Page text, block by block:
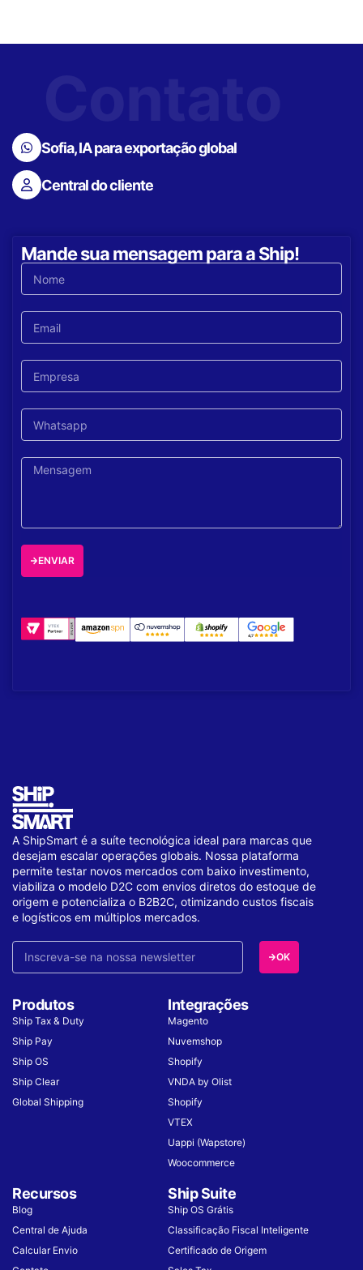
Sofia, IA para exportação global
Central do cliente
Mande sua mensagem para a Ship!
ENVIAR
A ShipSmart é a suíte tecnológica ideal para marcas que
desejam escalar operações globais. Nossa plataforma
permite testar novos mercados com baixo investimento,
viabiliza o modelo D2C com envios diretos do estoque de
origem e potencializa o B2B2C, otimizando custos fiscais
e logísticos em múltiplos mercados.
OK
Produtos
Ship Tax & Duty
Ship Pay
Ship OS
Ship Clear
Global Shipping
Integrações
Magento
Nuvemshop
Shopify
VNDA by Olist
Shopify
VTEX
Uappi (Wapstore)
Woocommerce
Recursos
Blog
Central de Ajuda
Calcular Envio
Ship Suite
Ship OS Grátis
Classificação Fiscal Inteligente
Certificado de Origem